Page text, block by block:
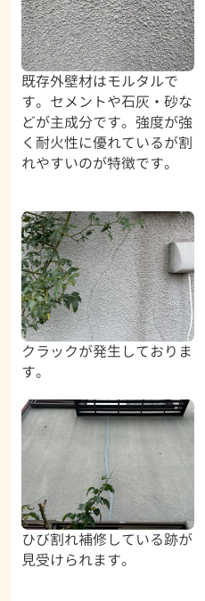
既存外壁材はモルタルで
す。セメントや石灰・砂な
どが主成分です。強度が強
く耐火性に優れているが割
れやすいのが特徴です。
クラックが発生しておりま
す。
ひび割れ補修している跡が
見受けられます。